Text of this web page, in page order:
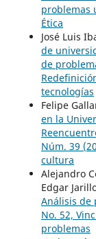
problemas
Ética
José Luis
de
de
tecnologías
Felipe
en la
Núm. 39
cultura
Alejandro
Edgar
Análisis de
No. 52,
problemas